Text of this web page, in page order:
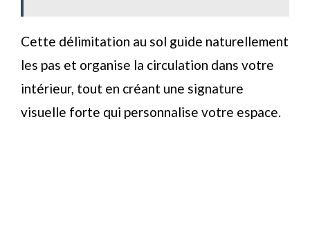
Cette délimitation au sol guide naturellement
les pas et organise la circulation dans votre
intérieur, tout en créant une signature
visuelle forte qui personnalise votre espace.